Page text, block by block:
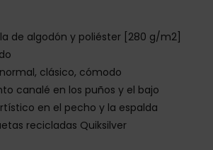
de algodón y poliéster [280 g/m2]
clásico, cómodo
canalé en los puños y el bajo
en el pecho y la espalda
recicladas Quiksilver